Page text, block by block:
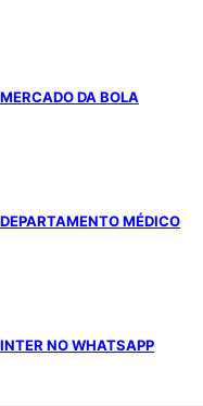
MERCADO DA BOLA
DEPARTAMENTO MÉDICO
INTER NO WHATSAPP